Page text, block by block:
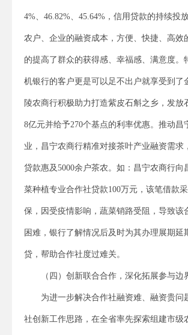
4%、46.82%、45.64%，信用贷款的持续投
农户、企业的融资成本，方便、快捷、高效
的提高了群众的获得感、幸福感、满意度。
机银行的客户更是可以足不出户就享受到了
陵农商行积极助力打造紫皮石斛之乡，发放
8亿元并给予270个基点的利率优惠。推动昌
业，昌宁农商行精准对接茶叶产业融资需求
贷款惠及5000余户茶农。如：昌宁农商行向
菜种植专业合作社贷款100万元，该笔借款
保，因受疫情影响，蔬菜销路受阻，导致该
困难，银行了解情况后及时为其办理展期延
贷，帮助合作社度过难关。
（四）创新联合合作，深化拓展参与边
为进一步解决合作社融资难、融资贵问
社创新工作思路，在全省率先探索组建市级